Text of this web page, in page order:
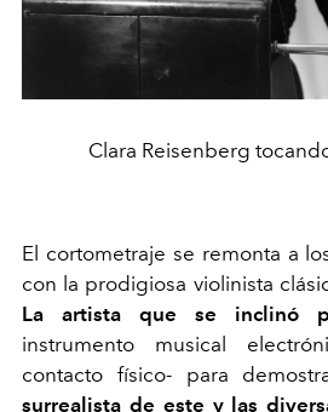
Clara Reisenberg
El cortometraje se remonta a
con la prodigiosa violinista
La artista que se inclinó
instrumento musical
contacto físico- para
surrealista de este y las